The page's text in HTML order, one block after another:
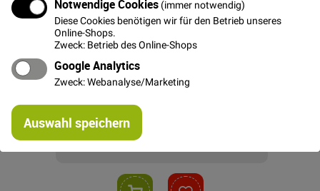
Notwendige Cookies (immer notwendig)
Diese Cookies benötigen wir für den Betrieb unseres
Online-Shops.
Zweck: Betrieb des Online-Shops
Google Analytics
Zweck: Webanalyse/Marketing
Auswahl speichern